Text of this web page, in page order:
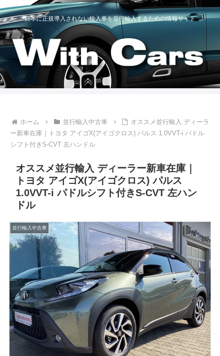
日本に正規導入されない輸入車を並行輸入するための情報サイト
ホーム 並行輸入中古車
オススメ並行輸入 ディーラ
ー新車在庫｜トヨタ アイゴX(アイゴクロス) パルス 1.0VVT-i パドル
シフト付きS-CVT 左ハンドル
オススメ並行輸入 ディーラー新車在庫｜
トヨタ アイゴX(アイゴクロス) パルス
1.0VVT-i パドルシフト付きS-CVT 左ハン
ドル
並行輸入中古車